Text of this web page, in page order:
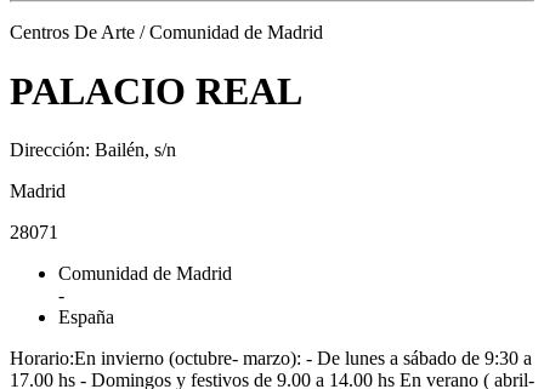
Centros De Arte / Comunidad de Madrid
PALACIO REAL
Dirección: Bailén, s/n
Madrid
28071
Comunidad de Madrid
-
España
Horario:En invierno (octubre- marzo): - De lunes a sábado de 9:30 a
17.00 hs - Domingos y festivos de 9.00 a 14.00 hs En verano ( abril-